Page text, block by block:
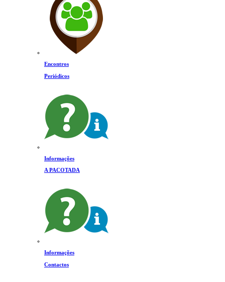
Encontros
Periódicos
Informações
A PACOTADA
Informações
Contactos